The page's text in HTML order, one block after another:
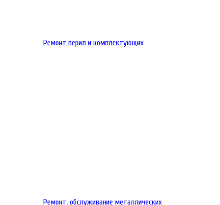
Ремонт перил и комплектующих
Ремонт, обслуживание металлических